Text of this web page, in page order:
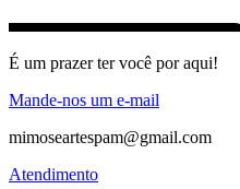
É um prazer ter você por aqui!
Mande-nos um e-mail
mimoseartespam@gmail.com
Atendimento